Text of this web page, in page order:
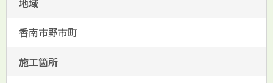
地域
香南市野市町
施工箇所